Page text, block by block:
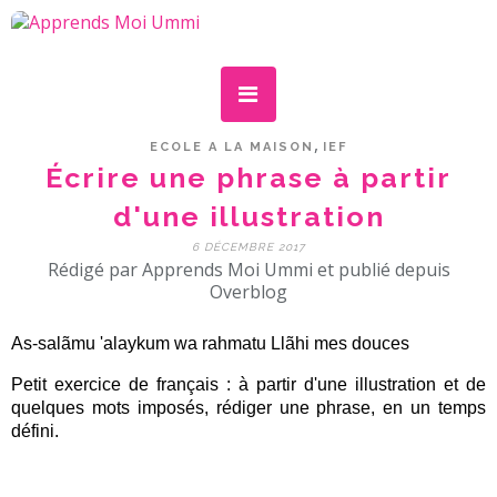
ECOLE A LA MAISON , IEF
Écrire une phrase à partir
d'une illustration
6 DÉCEMBRE 2017
Rédigé par Apprends Moi Ummi et publié depuis
Overblog
As-salãmu 'alaykum wa rahmatu Llãhi mes douces
Petit exercice de français : à partir d'une illustration et de
quelques mots imposés, rédiger une phrase, en un temps
défini.